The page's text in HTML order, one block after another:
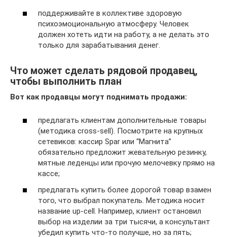
поддерживайте в коллективе здоровую
психоэмоциональную атмосферу. Человек
должен хотеть идти на работу, а не делать это
только для зарабатывания денег.
Что может сделать рядовой продавец,
чтобы выполнить план
Вот как продавцы могут поднимать продажи:
предлагать клиентам дополнительные товары
(методика cross-sell). Посмотрите на крупных
сетевиков: кассир Spar или “Магнита”
обязательно предложит жевательную резинку,
мятные леденцы или прочую мелочевку прямо на
кассе;
предлагать купить более дорогой товар взамен
того, что выбрал покупатель. Методика носит
название up-cell. Например, клиент остановил
выбор на изделии за три тысячи, а консультант
убедил купить что-то получше, но за пять;